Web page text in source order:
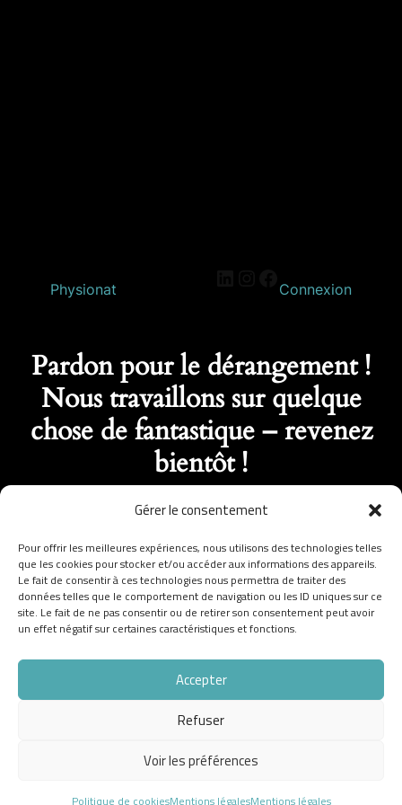
Gérer le consentement
Pour offrir les meilleures expériences, nous utilisons des technologies telles
que les cookies pour stocker et/ou accéder aux informations des appareils.
Le fait de consentir à ces technologies nous permettra de traiter des
données telles que le comportement de navigation ou les ID uniques sur ce
site. Le fait de ne pas consentir ou de retirer son consentement peut avoir
un effet négatif sur certaines caractéristiques et fonctions.
Accepter
Refuser
Voir les préférences
Politique de cookiesMentions légalesMentions légales
Physionat Connexion
Pardon pour le dérangement !
Nous travaillons sur quelque
chose de fantastique – revenez
bientôt !